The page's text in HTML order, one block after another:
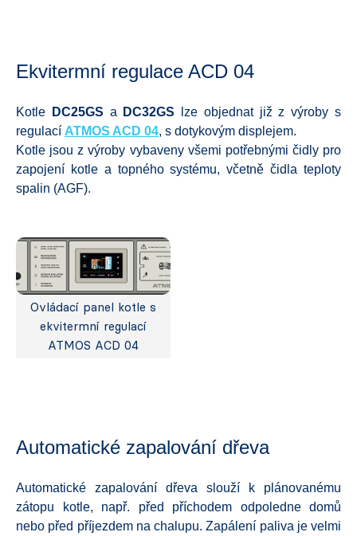
Ekvitermní regulace ACD 04
Kotle DC25GS a DC32GS lze objednat již z výroby s
regulací ATMOS ACD 04, s dotykovým displejem.
Kotle jsou z výroby vybaveny všemi potřebnými čidly pro
zapojení kotle a topného systému, včetně čidla teploty
spalin (AGF).
Ovládací panel kotle s
ekvitermní regulací
ATMOS ACD 04
Automatické zapalování dřeva
Automatické zapalování dřeva slouží k plánovanému
zátopu kotle, např. před příchodem odpoledne domů
nebo před příjezdem na chalupu. Zapálení paliva je velmi